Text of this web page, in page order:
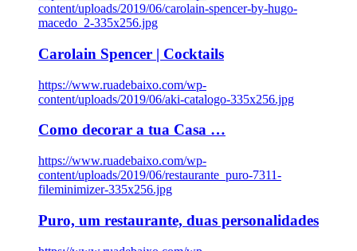
content/uploads/2019/06/carolain-spencer-by-hugo-
macedo_2-335x256.jpg
Carolain Spencer | Cocktails
https://www.ruadebaixo.com/wp-
content/uploads/2019/06/aki-catalogo-335x256.jpg
Como decorar a tua Casa …
https://www.ruadebaixo.com/wp-
content/uploads/2019/06/restaurante_puro-7311-
fileminimizer-335x256.jpg
Puro, um restaurante, duas personalidades